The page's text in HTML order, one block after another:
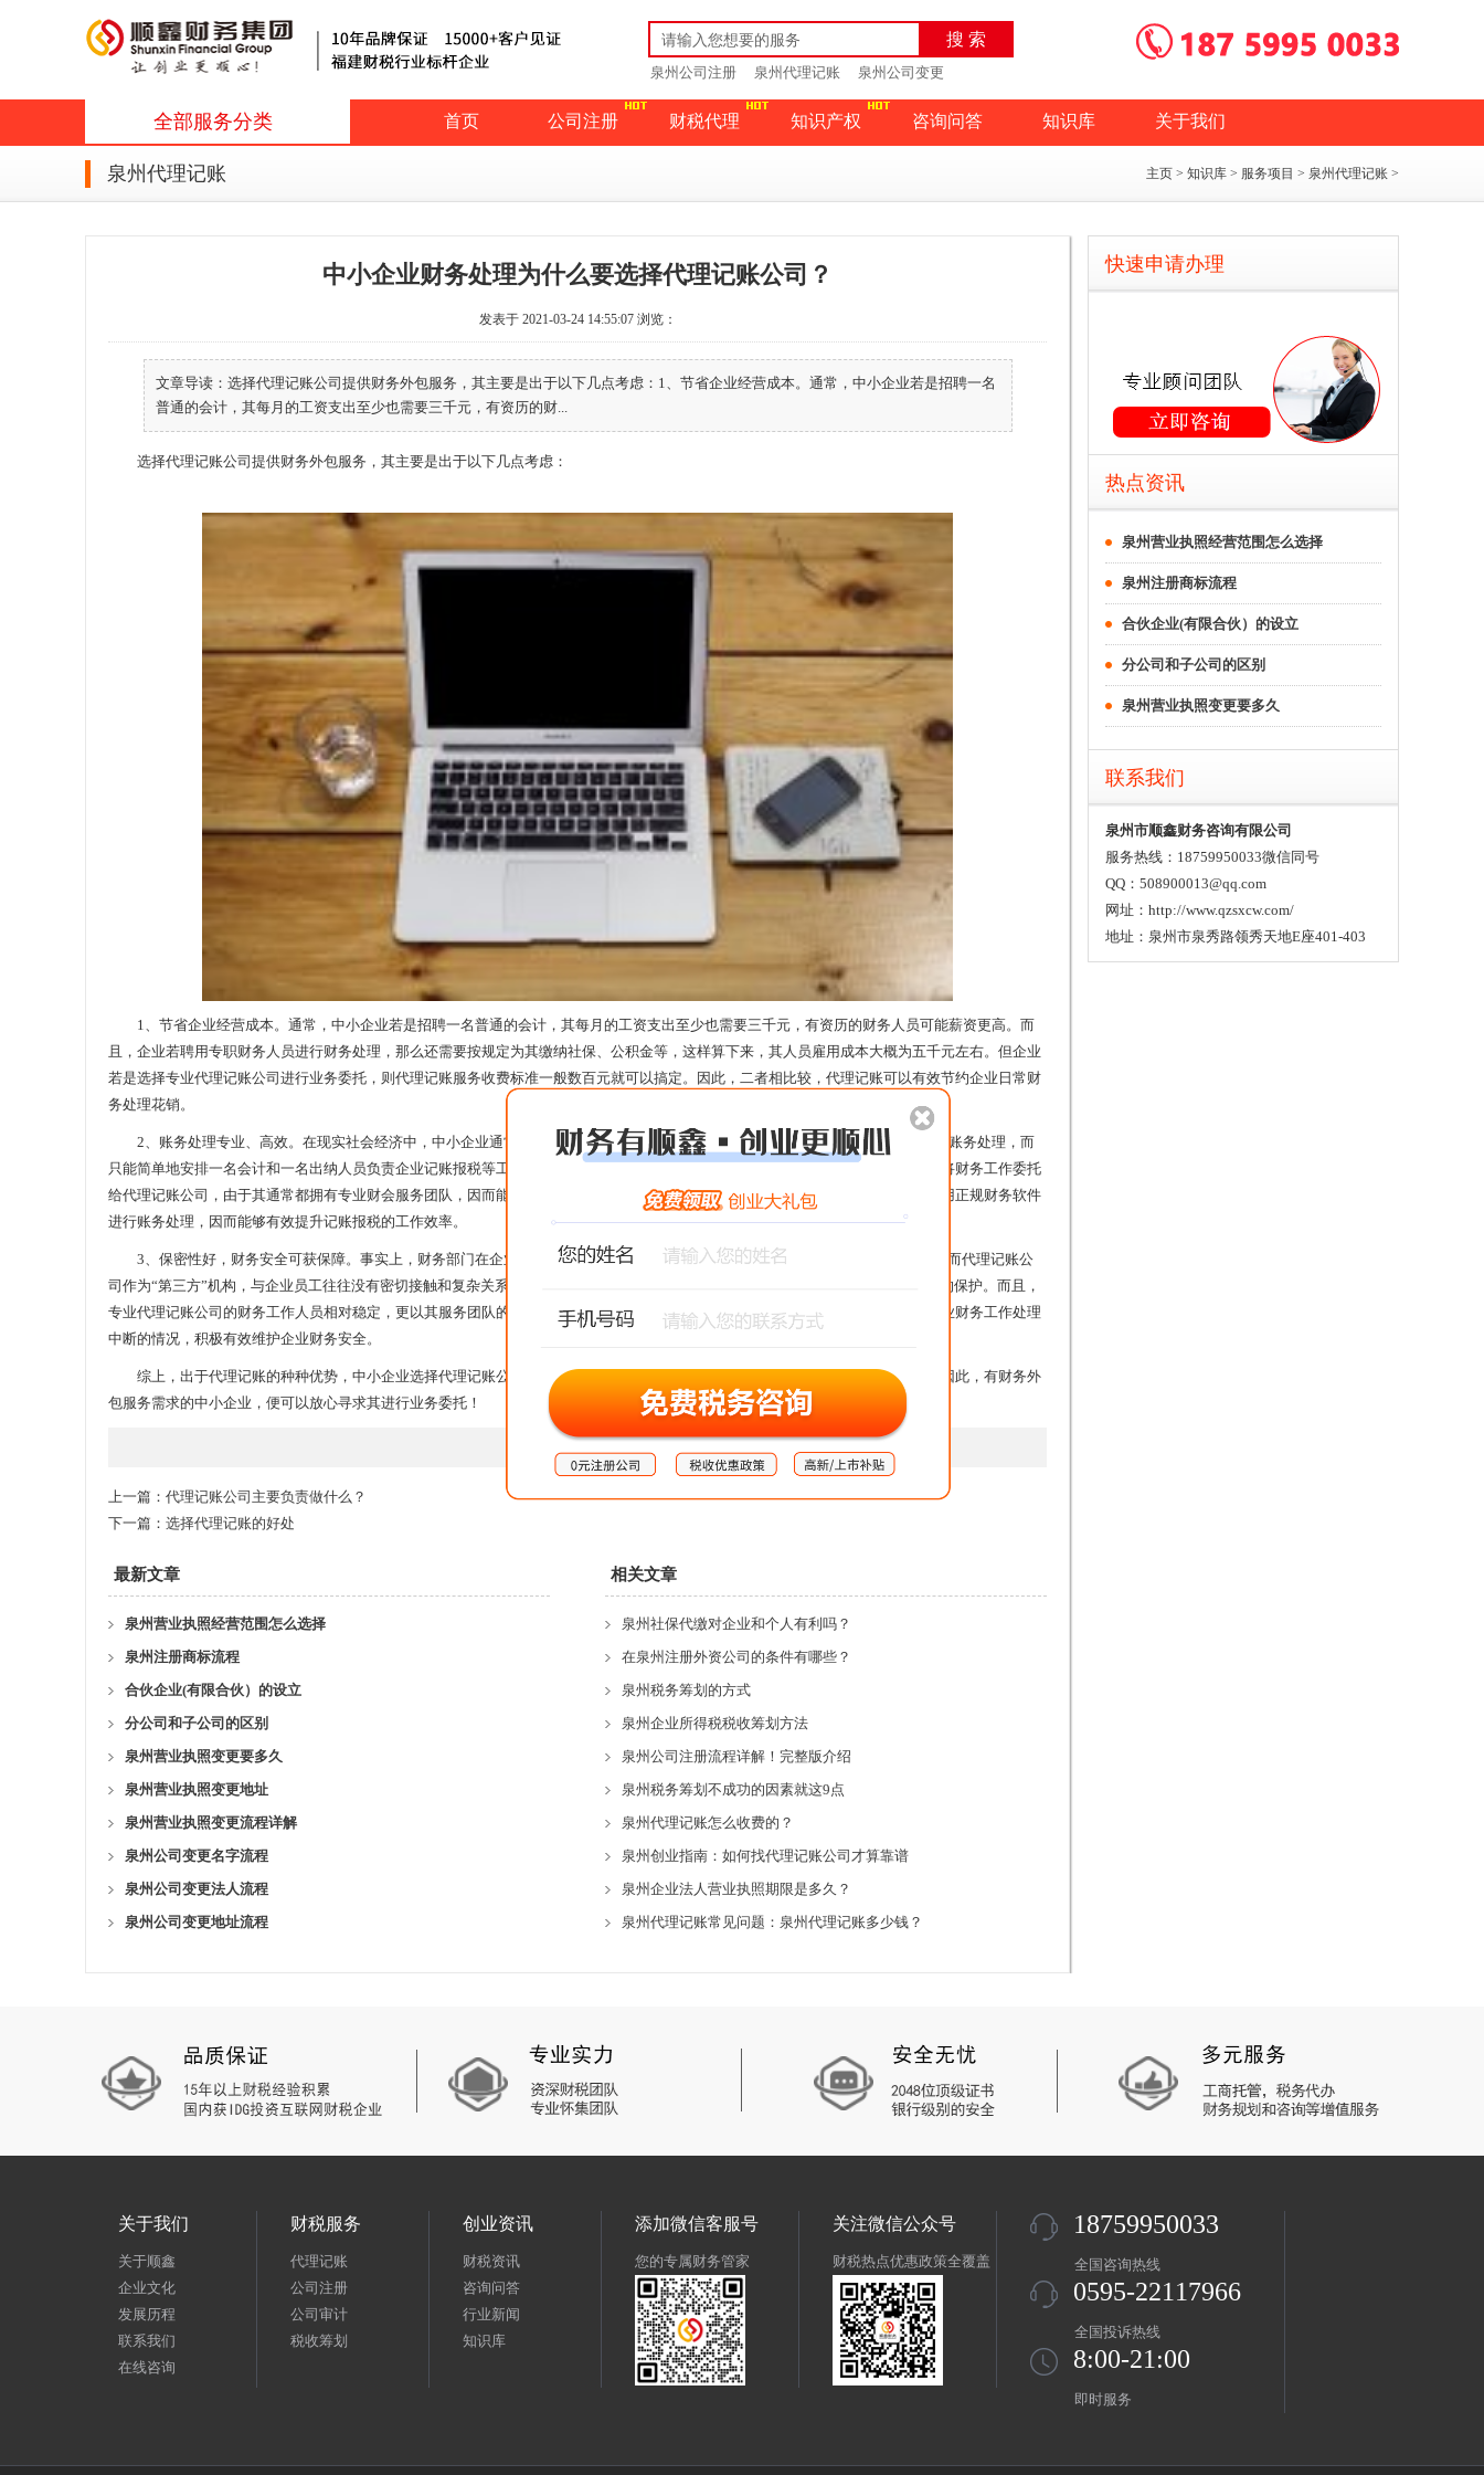
搜 索
泉州公司注册 泉州代理记账 泉州公司变更
全部服务分类 首页 公司注册 财税代理 知识产权 咨询问答 知识库 关于我们
泉州代理记账 主页 > 知识库 > 服务项目 > 泉州代理记账 >
中小企业财务处理为什么要选择代理记账公司？
发表于 2021-03-24 14:55:07 浏览：
文章导读：选择代理记账公司提供财务外包服务，其主要是出于以下几点考虑：1、节省企业经营成本。通常，中小企业若是招聘一名
普通的会计，其每月的工资支出至少也需要三千元，有资历的财...
选择代理记账公司提供财务外包服务，其主要是出于以下几点考虑：
1、节省企业经营成本。通常，中小企业若是招聘一名普通的会计，其每月的工资支出至少也需要三千元，有资历的财务人员可能薪资更高。而
且，企业若聘用专职财务人员进行财务处理，那么还需要按规定为其缴纳社保、公积金等，这样算下来，其人员雇用成本大概为五千元左右。但企业
若是选择专业代理记账公司进行业务委托，则代理记账服务收费标准一般数百元就可以搞定。因此，二者相比较，代理记账可以有效节约企业日常财
务处理花销。
2、账务处理专业、高效。在现实社会经济中，中小企业通常规模较小，且机构设置不健全，因而其难以聘用专业的财会团队进行账务处理，而
只能简单地安排一名会计和一名出纳人员负责企业记账报税等工作，所以其账务处理的专业性和效率很难得到品质保障。但企业若是将财务工作委托
给代理记账公司，由于其通常都拥有专业财会服务团队，因而能够妥善解决企业复杂财务外包难题。同时，专业代理记账机构还都采用正规财务软件
进行账务处理，因而能够有效提升记账报税的工作效率。
3、保密性好，财务安全可获保障。事实上，财务部门在企业之中是一个很“特殊”部门，其或多或少都会接触一些企业经营机密。而代理记账公
司作为“第三方”机构，与企业员工往往没有密切接触和复杂关系，同时又有行业规范及合作协议的制约，因而更有利于企业经营机密的保护。而且，
专业代理记账公司的财务工作人员相对稳定，更以其服务团队的力量来为企业记账报税提供后备支撑，因此能够在最大限度上避免企业财务工作处理
中断的情况，积极有效维护企业财务安全。
综上，出于代理记账的种种优势，中小企业选择代理记账公司进行财务委托，可以说是一种省时省力又兼具性价比的优质选择。因此，有财务外
包服务需求的中小企业，便可以放心寻求其进行业务委托！
上一篇： 代理记账公司主要负责做什么？
下一篇： 选择代理记账的好处
最新文章
泉州营业执照经营范围怎么选择
泉州注册商标流程
合伙企业(有限合伙）的设立
分公司和子公司的区别
泉州营业执照变更要多久
泉州营业执照变更地址
泉州营业执照变更流程详解
泉州公司变更名字流程
泉州公司变更法人流程
泉州公司变更地址流程
相关文章
泉州社保代缴对企业和个人有利吗？
在泉州注册外资公司的条件有哪些？
泉州税务筹划的方式
泉州企业所得税税收筹划方法
泉州公司注册流程详解！完整版介绍
泉州税务筹划不成功的因素就这9点
泉州代理记账怎么收费的？
泉州创业指南：如何找代理记账公司才算靠谱
泉州企业法人营业执照期限是多久？
泉州代理记账常见问题：泉州代理记账多少钱？
快速申请办理
热点资讯
泉州营业执照经营范围怎么选择
泉州注册商标流程
合伙企业(有限合伙）的设立
分公司和子公司的区别
泉州营业执照变更要多久
联系我们
泉州市顺鑫财务咨询有限公司
服务热线：18759950033微信同号
QQ：508900013@qq.com
网址：http://www.qzsxcw.com/
地址：泉州市泉秀路领秀天地E座401-403
关于我们
关于顺鑫
企业文化
发展历程
联系我们
在线咨询
财税服务
代理记账
公司注册
公司审计
税收筹划
创业资讯
财税资讯
咨询问答
行业新闻
知识库
添加微信客服号
您的专属财务管家
关注微信公众号
财税热点优惠政策全覆盖
18759950033
全国咨询热线
0595-22117966
全国投诉热线
8:00-21:00
即时服务